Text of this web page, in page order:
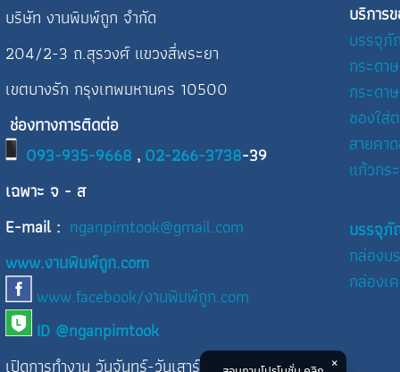
บริษัท งานพิมพ์ถูก จำกัด
204/2-3 ถ.สุรวงศ์ แขวงสี่พระยา
เขตบางรัก กรุงเทพมหานคร 10500
ช่องทางการติดต่อ
093-935-9668 , 02-266-3738-39
เฉพาะ จ - ส
E-mail : nganpimtook@gmail.com
www.งานพิมพ์ถูก.com
www.facebook/งานพิมพ์ถูก.com
ID @nganpimtook
เปิดการทำงาน วันจันทร์-วันเสาร์
บริการ
บรรจุภั
กระดา
กระดา
ซองใส่
สายคา
แก้วกร
บรรจุภั
กล่อง
กล่องเ